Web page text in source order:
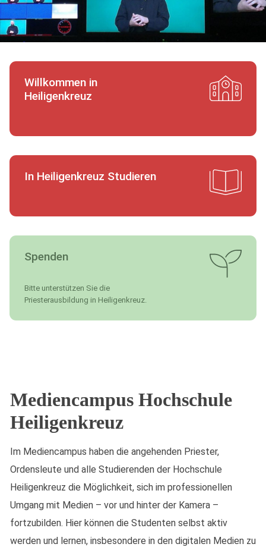
Willkommen in
Heiligenkreuz
In Heiligenkreuz Studieren
Spenden
Bitte unterstützen Sie die
Priesterausbildung in Heiligenkreuz.
Mediencampus Hochschule
Heiligenkreuz
Im Mediencampus haben die angehenden Priester,
Ordensleute und alle Studierenden der Hochschule
Heiligenkreuz die Möglichkeit, sich im professionellen
Umgang mit Medien – vor und hinter der Kamera –
fortzubilden. Hier können die Studenten selbst aktiv
werden und lernen, insbesondere in den digitalen Medien zu